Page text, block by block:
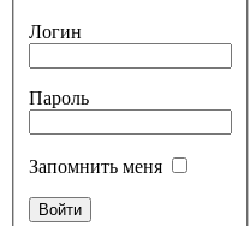
Логин
Пароль
Запомнить меня